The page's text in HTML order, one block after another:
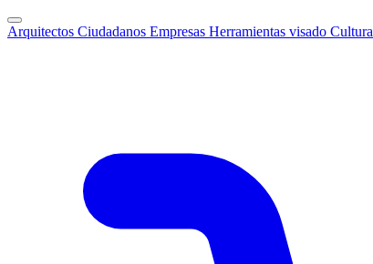
Arquitectos Ciudadanos Empresas Herramientas visado Cultura